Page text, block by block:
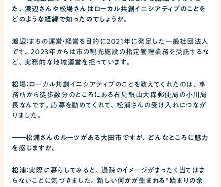
た、渡辺さんや松場さんはローカル共創イニシアティブのことを
どのような経緯で知ったのでしょうか。
渡辺：まちの運営・経営を目的に2021年に発足した一般社団法人
です。2023年からは市の観光施設の指定管理業務を受託するな
ど、実務的な地域運営を担っています。
松場： ローカル共創イニシアティブのことを教えてくれたのは、事
務所から徒歩数分のところにある石見銀山大森郵便局の小川局
長なんです。応募を勧めてくれて、松浦さんの受け入れにつなが
りました。
――松浦さんのルーツがある大田市ですが、どんなところに魅力
を感じますか。
松浦：実際に暮らしてみると、過疎のイメージがまったく当てはま
らないことに気づきました。新しい何かが生まれる"始まりの余